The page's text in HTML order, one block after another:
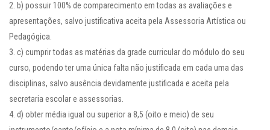
b) possuir 100% de comparecimento em todas as avaliações e
apresentações, salvo justificativa aceita pela Assessoria Artística ou
Pedagógica.
c) cumprir todas as matérias da grade curricular do módulo do seu
curso, podendo ter uma única falta não justificada em cada uma das
disciplinas, salvo ausência devidamente justificada e aceita pela
secretaria escolar e assessorias.
d) obter média igual ou superior a 8,5 (oito e meio) de seu